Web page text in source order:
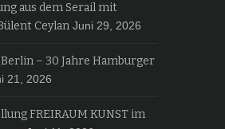
aus dem Serail mit
Ceylan Juni 29, 2026
– 30 Jahre Hamburger
21, 2026
FREIRAUM KUNST im